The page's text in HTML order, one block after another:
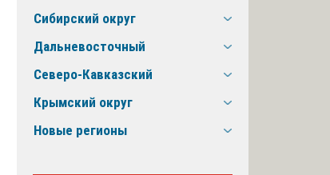
Сибирский округ
Дальневосточный
Северо-Кавказский
Крымский округ
Новые регионы